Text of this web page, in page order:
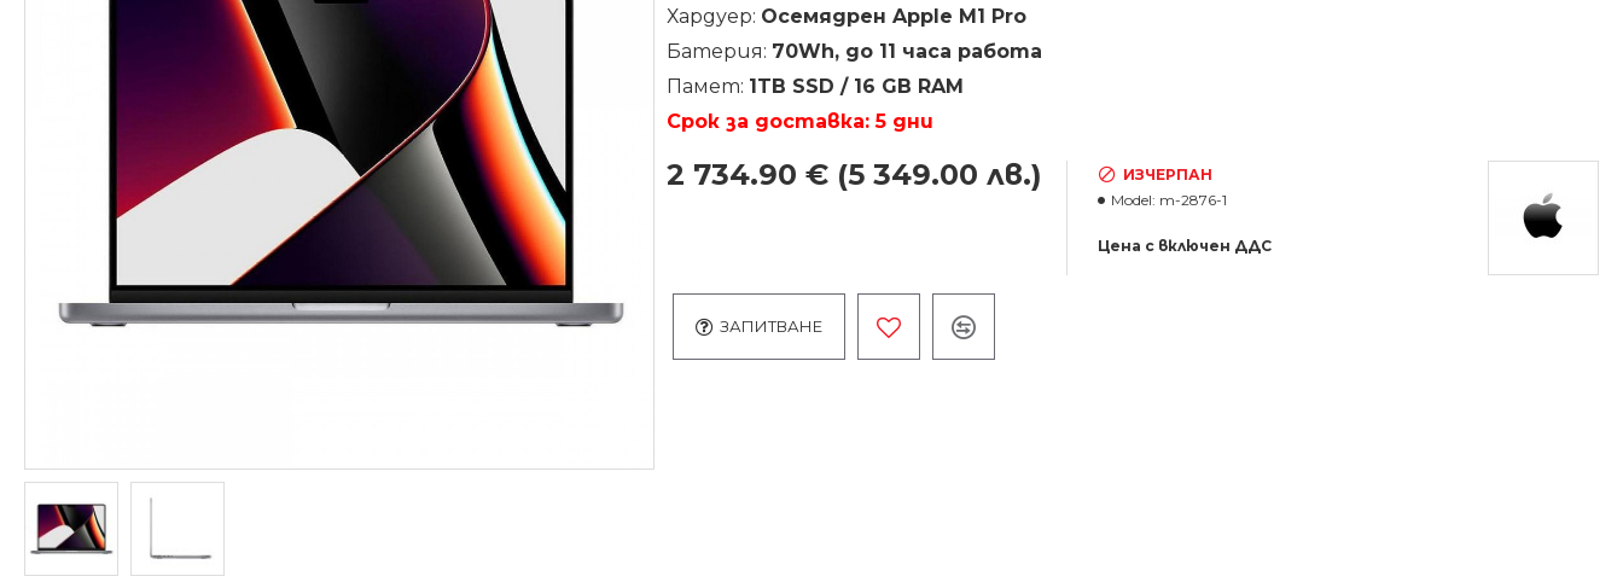
2 734.90 € (5 349.00 лв.)
ИЗЧЕРПАН
Model: m-2876-1
Цена с включен ДДС
ЗАПИТВАНЕ
Хардуер: Осемядрен Apple M1 Pro
Батерия: 70Wh, до 11 часа работа
Памет: 1TB SSD / 16 GB RAM
Срок за доставка: 5 дни